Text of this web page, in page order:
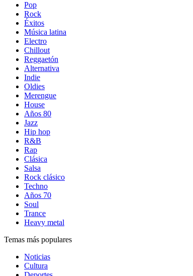
Pop
Rock
Éxitos
Música latina
Electro
Chillout
Reggaetón
Alternativa
Indie
Oldies
Merengue
House
Años 80
Jazz
Hip hop
R&B
Rap
Clásica
Salsa
Rock clásico
Techno
Años 70
Soul
Trance
Heavy metal
Temas más populares
Noticias
Cultura